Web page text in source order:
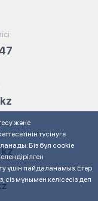
және
түсінуге
Біз бұл cookie
үшін пайдаланамыз. Егер
мұнымен келісесіз деп